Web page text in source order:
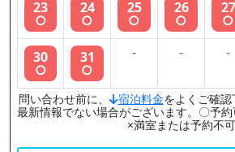
23
○
24
○
25
○
26
○
27
○
30
○
31
○
- - -
問い合わせ前に、 宿泊料金をよくご確認
最新情報でない場合がございます。〇予
×満室または予約不可